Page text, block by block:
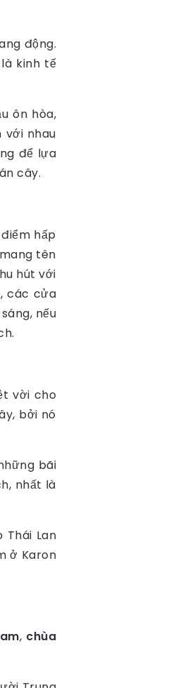
động.
kinh tế
ôn hòa,
với nhau
để lựa
cây.
hấp
tên
hút với
các cửa
nếu
vời cho
bởi nó
bãi
nhất là
Lan
ở Karon
, chùa